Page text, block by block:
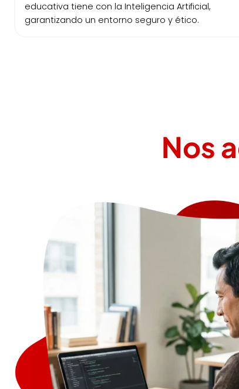
educativa tiene con la Inteligencia Artificial,
garantizando un entorno seguro y ético.
Nos